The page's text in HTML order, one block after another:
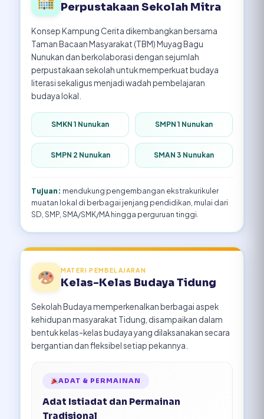
Perpustakaan Sekolah Mitra
Konsep Kampung Cerita dikembangkan bersama
Taman Bacaan Masyarakat (TBM) Muyag Bagu
Nunukan dan berkolaborasi dengan sejumlah
perpustakaan sekolah untuk memperkuat budaya
literasi sekaligus menjadi wadah pembelajaran
budaya lokal.
SMKN 1 Nunukan SMPN 1 Nunukan
SMPN 2 Nunukan SMAN 3 Nunukan
Tujuan: mendukung pengembangan ekstrakurikuler
muatan lokal di berbagai jenjang pendidikan, mulai dari
SD, SMP, SMA/SMK/MA hingga perguruan tinggi.
MATERI PEMBELAJARAN
Kelas-Kelas Budaya Tidung
Sekolah Budaya memperkenalkan berbagai aspek
kehidupan masyarakat Tidung, disampaikan dalam
bentuk kelas-kelas budaya yang dilaksanakan secara
bergantian dan fleksibel setiap pekannya.
ADAT & PERMAINAN
Adat Istiadat dan Permainan
Tradisional